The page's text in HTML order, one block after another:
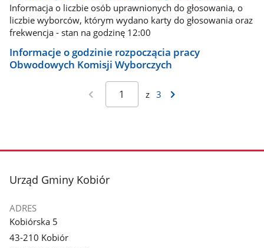
Informacja o liczbie osób uprawnionych do głosowania, o
liczbie wyborców, którym wydano karty do głosowania oraz
frekwencja - stan na godzinę 12:00
Informacje o godzinie rozpoczącia pracy
Obwodowych Komisji Wyborczych
z 3
stopka
Urząd Gminy Kobiór
ADRES
Kobiórska 5
43-210 Kobiór